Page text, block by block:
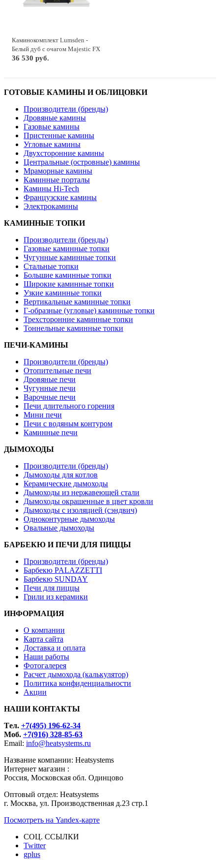
Каминокомплект Lumsden -
Белый дуб с очагом Majestic FX
M Brass
36 530 руб.
ГОТОВЫЕ КАМИНЫ И ОБЛИЦОВКИ
Производители (бренды)
Дровяные камины
Газовые камины
Пристенные камины
Угловые камины
Двухсторонние камины
Центральные (островные) камины
Мраморные камины
Каминные порталы
Камины Hi-Tech
Французские камины
Электрокамины
КАМИННЫЕ ТОПКИ
Производители (бренды)
Газовые каминные топки
Чугунные каминные топки
Стальные топки
Большие каминные топки
Широкие каминные топки
Узкие каминные топки
Вертикальные каминные топки
Г-образные (угловые) каминные топки
Трехсторонние каминные топки
Тоннельные каминные топки
ПЕЧИ-КАМИНЫ
Производители (бренды)
Отопительные печи
Дровяные печи
Чугунные печи
Варочные печи
Печи длительного горения
Мини печи
Печи с водяным контуром
Каминные печи
ДЫМОХОДЫ
Производители (бренды)
Дымоходы для котлов
Керамические дымоходы
Дымоходы из нержавеющей стали
Дымоходы окрашенные в цвет кровли
Дымоходы с изоляцией (сэндвич)
Одноконтурные дымоходы
Овальные дымоходы
БАРБЕКЮ И ПЕЧИ ДЛЯ ПИЦЦЫ
Производители (бренды)
Барбекю PALAZZETTI
Барбекю SUNDAY
Печи для пиццы
Грили из керамики
ИНФОРМАЦИЯ
О компании
Карта сайта
Доставка и оплата
Наши работы
Фотогалерея
Расчет дымохода (калькулятор)
Политика конфиденциальности
Акции
НАШИ КОНТАКТЫ
Tел. +7(495) 196-62-34
Моб. +7(916) 328-85-63
Email: info@heatsystems.ru
Название компании: Heatsystems
Интернет магазин :
Россия, Московская обл. Одинцово
Оптовый отдел: Heatsystems
г. Москва, ул. Производственная д.23 стр.1
Посмотреть на Yandex-карте
СОЦ. ССЫЛКИ
Twitter
gplus